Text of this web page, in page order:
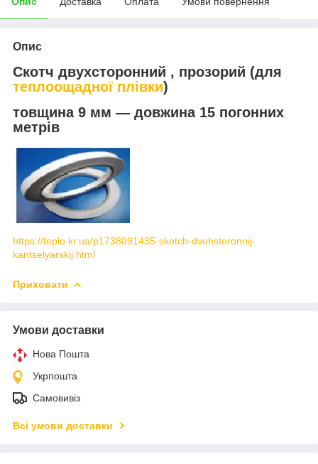
Опис
Скотч двухсторонний , прозорий (для
теплоощадної плівки)
товщина 9 мм — довжина 15 погонних
метрів
https://teplo.kr.ua/p1738091435-skotch-dvohstoronnij-
kantselyarskij.html
Приховати
Умови доставки
Нова Пошта
Укрпошта
Самовивіз
Всі умови доставки